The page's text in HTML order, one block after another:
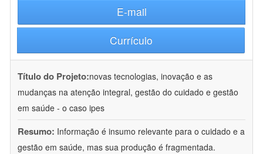
E-mail
Currículo
Título do Projeto:novas tecnologias, inovação e as
mudanças na atenção integral, gestão do cuidado e gestão
em saúde - o caso ipes
Resumo: Informação é insumo relevante para o cuidado e a
gestão em saúde, mas sua produção é fragmentada.